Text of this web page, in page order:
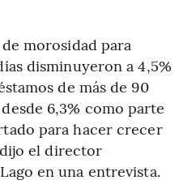
morosidad para
disminuyeron a 4,5%
de más de 90
6,3% como parte
para hacer crecer
el director
en una entrevista.